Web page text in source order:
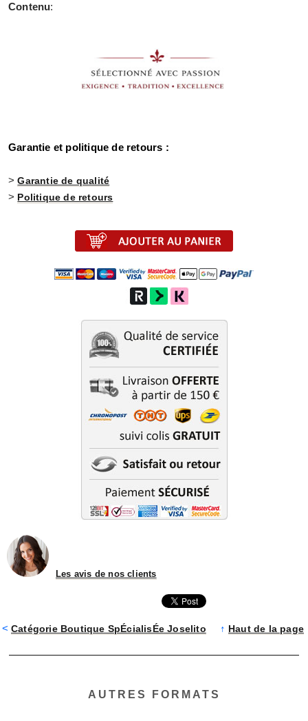
Contenu:
Garantie et politique de retours :
>Garantie de qualité
> Politique de retours
Les avis de nos clients
< Catégorie Boutique SpÉcialisÉe Joselito ↑ Haut de la page
AUTRES FORMATS